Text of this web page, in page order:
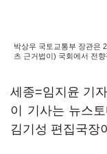
박상우 국토교통부 장관은
츠 근거법이) 국회에서 전
세종=임지윤 기
이 기사는 뉴스
김기성 편집국장